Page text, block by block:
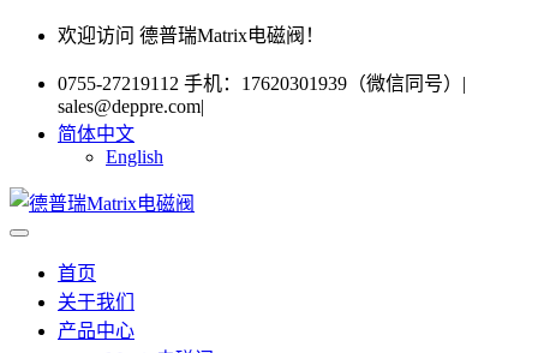
欢迎访问 德普瑞Matrix电磁阀！
0755-27219112 手机：17620301939（微信同号） |
sales@deppre.com|
简体中文
English
首页
关于我们
产品中心